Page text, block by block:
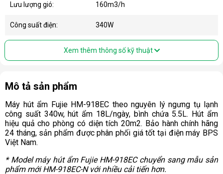
Lưu lượng gió: 160m3/h
Công suất điện: 340W
Xem thêm thông số kỹ thuật
Mô tả sản phẩm
Máy hút ẩm Fujie HM-918EC theo nguyên lý ngưng tụ lạnh
công suất 340w, hút ẩm 18L/ngày, bình chứa 5.5L. Hút ẩm
hiệu quả cho phòng có diện tích 20m2. Bảo hành chính hãng
24 tháng, sản phẩm được phân phối giá tốt tại điện máy BPS
Việt Nam.
* Model máy hút ẩm Fujie HM-918EC chuyển sang mẫu sản
phẩm mới HM-918EC-N với nhiều cải tiến hơn.